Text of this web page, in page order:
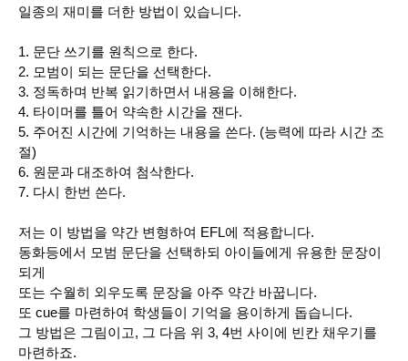
일종의 재미를 더한 방법이 있습니다.
1. 문단 쓰기를 원칙으로 한다.
2. 모범이 되는 문단을 선택한다.
3. 정독하며 반복 읽기하면서 내용을 이해한다.
4. 타이머를 틀어 약속한 시간을 잰다.
5. 주어진 시간에 기억하는 내용을 쓴다. (능력에 따라 시간 조
절)
6. 원문과 대조하여 첨삭한다.
7. 다시 한번 쓴다.
저는 이 방법을 약간 변형하여 EFL에 적용합니다.
동화등에서 모범 문단을 선택하되 아이들에게 유용한 문장이
되게
또는 수월히 외우도록 문장을 아주 약간 바꿉니다.
또 cue를 마련하여 학생들이 기억을 용이하게 돕습니다.
그 방법은 그림이고, 그 다음 위 3, 4번 사이에 빈칸 채우기를
마련하죠.